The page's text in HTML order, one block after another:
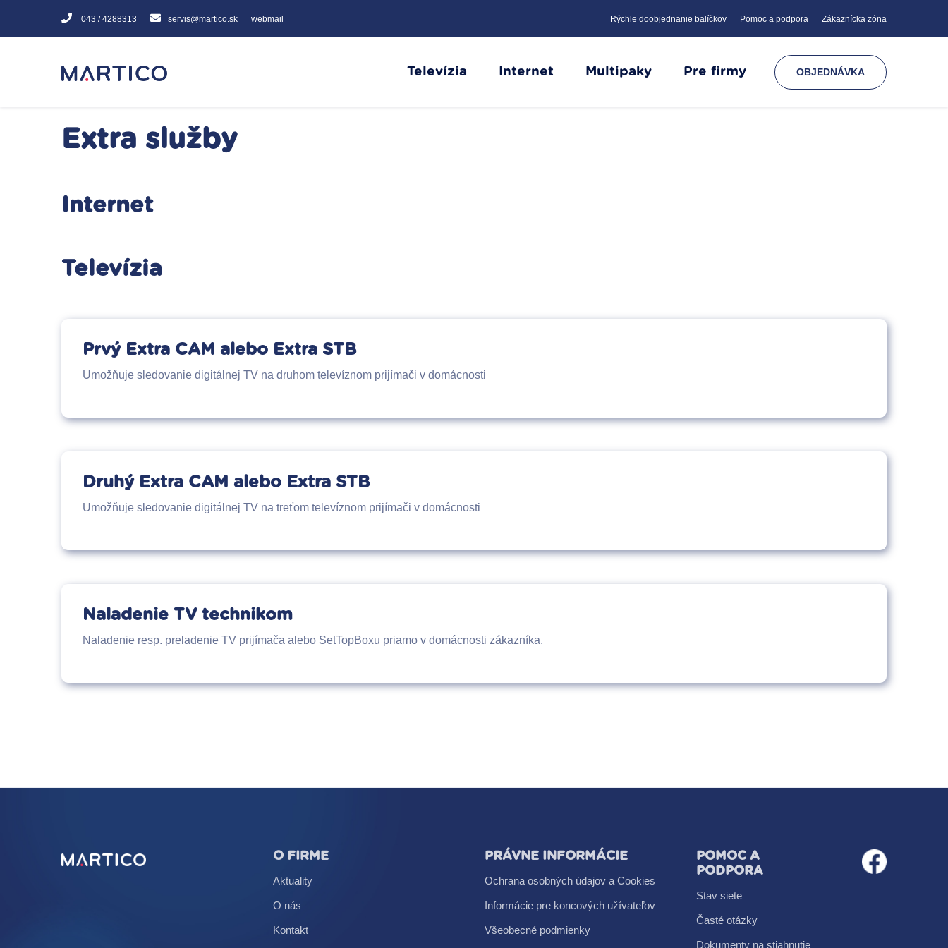
043 / 4288313 servis@martico.sk webmail Rýchle doobjednanie balíčkov Pomoc a podpora Zákaznícka zóna
Televízia Internet Multipaky Pre firmy OBJEDNÁVKA
Extra služby
Internet
Televízia
Prvý Extra CAM alebo Extra STB
Umožňuje sledovanie digitálnej TV na druhom televíznom prijímači v domácnosti
Druhý Extra CAM alebo Extra STB
Umožňuje sledovanie digitálnej TV na treťom televíznom prijímači v domácnosti
Naladenie TV technikom
Naladenie resp. preladenie TV prijímača alebo SetTopBoxu priamo v domácnosti zákazníka.
O FIRME
Aktuality
O nás
Kontakt
PRÁVNE INFORMÁCIE
Ochrana osobných údajov a Cookies
Informácie pre koncových užívateľov
Všeobecné podmienky
POMOC A
PODPORA
Stav siete
Časté otázky
Dokumenty na stiahnutie